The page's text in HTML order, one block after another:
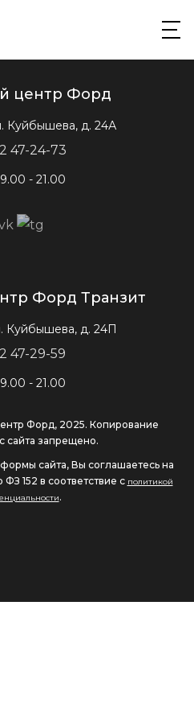
центр Форд
Куйбышева, д. 24А
47-24-73
- 21.00
Форд Транзит
Куйбышева, д. 24П
47-29-59
- 21.00
Форд, 2025. Копирование
сайта запрещено.
сайта, Вы соглашаетесь на
152 в соответствие с политикой
.